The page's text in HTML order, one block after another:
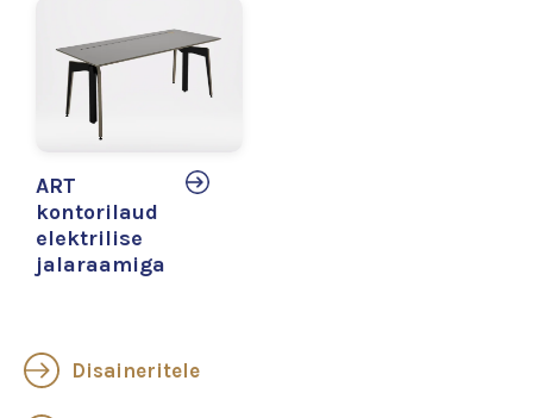
ART
kontorilaud
elektrilise
jalaraamiga
Disaineritele